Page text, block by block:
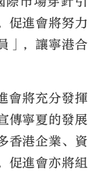
促進會將努力
」，讓寧港合
會將充分發揮
傳寧夏的發展
香港企業、資
促進會亦將組